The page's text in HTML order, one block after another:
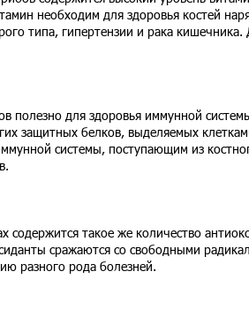
необходим для здоровья костей
типа, гипертензии и рака
полезно для здоровья иммунной
защитных белков, выделяемых
системы, поступающим из
содержится такое же количество
сражаются со свободными
разного рода болезней.